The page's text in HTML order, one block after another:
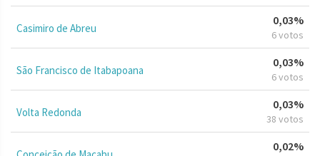
Casimiro de Abreu
0,03%
6 votos
São Francisco de Itabapoana
0,03%
6 votos
Volta Redonda
0,03%
38 votos
0,02%